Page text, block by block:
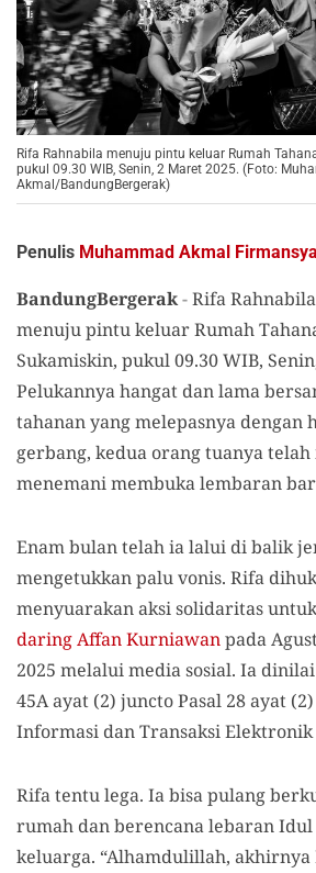
Rifa Rahnabila menuju pintu keluar Rumah
pukul 09.30 WIB, Senin, 2 Maret 2025. (Foto:
Akmal/BandungBergerak)
Penulis Muhammad Akmal
BandungBergerak-Rifa
menuju pintu keluar Rumah
Sukamiskin, pukul 09.30 WIB,
Pelukannya hangat dan lama
tahanan yang melepasnya dengan
gerbang, kedua orang tuanya telah
menemani membuka lembaran
Enam bulan telah ia lalui di balik
mengetukkan palu vonis. Rifa
menyuarakan aksi solidaritas
daring Affan Kurniawanpada
2025 melalui media sosial. Ia
45A ayat (2) juncto Pasal 28 ayat
Informasi dan Transaksi Elektronik
Rifa tentu lega. Ia bisa pulang
rumah dan berencana lebaran
keluarga. “Alhamdulillah,